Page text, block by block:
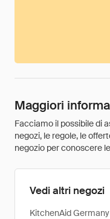
Maggiori
Facciamo il possibile di
negozi, le regole, le
negozio per conoscere
Vedi altri negozi
KitchenAid Germany